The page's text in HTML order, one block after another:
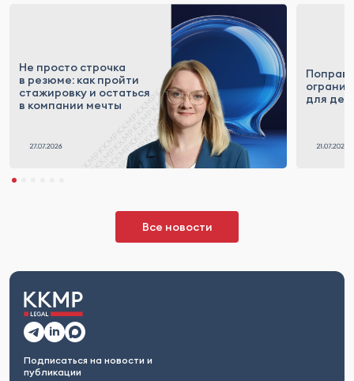
Не просто строчка
в резюме: как пройти
стажировку и остаться
в компании мечты
для
Все новости
Подписаться на новости и
публикации